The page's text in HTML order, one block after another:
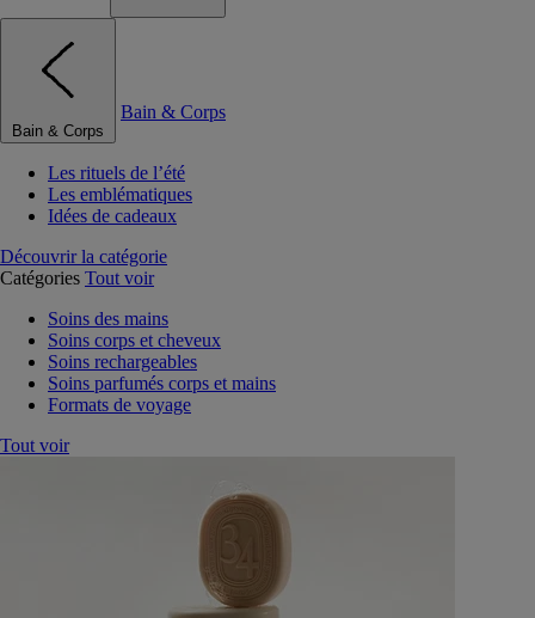
Bain & Corps
Bain & Corps
Les rituels de l’été
Les emblématiques
Idées de cadeaux
Découvrir la catégorie
Catégories Tout voir
Soins des mains
Soins corps et cheveux
Soins rechargeables
Soins parfumés corps et mains
Formats de voyage
Tout voir